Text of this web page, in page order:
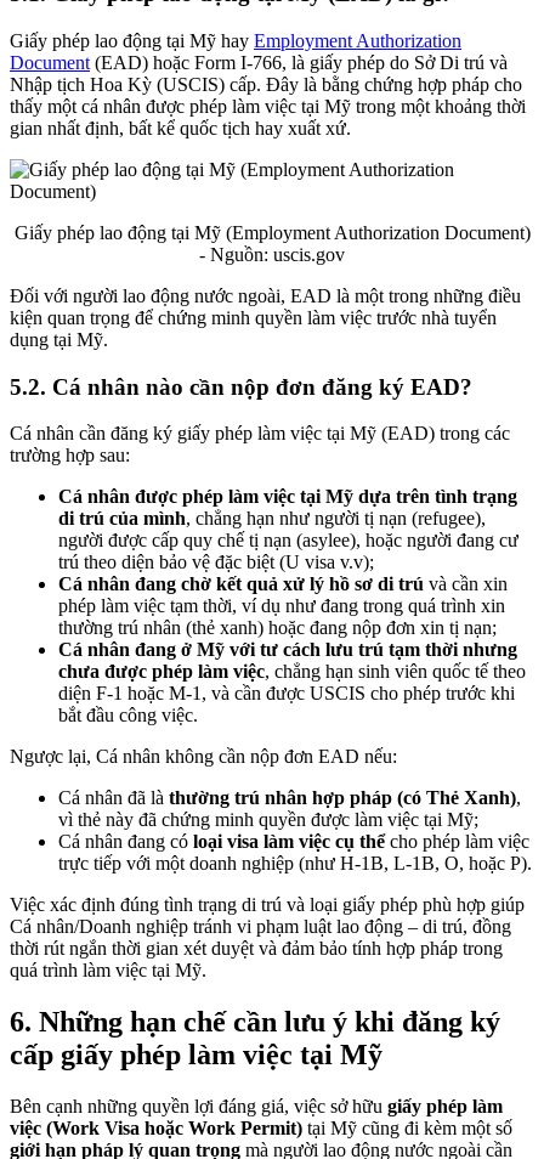
Giấy phép lao động tại Mỹ hay Employment Authorization
Document (EAD) hoặc Form I-766, là giấy phép do Sở Di trú và
Nhập tịch Hoa Kỳ (USCIS) cấp. Đây là bằng chứng hợp pháp cho
thấy một cá nhân được phép làm việc tại Mỹ trong một khoảng thời
gian nhất định, bất kể quốc tịch hay xuất xứ.
Giấy phép lao động tại Mỹ (Employment Authorization Document)
- Nguồn: uscis.gov
Đối với người lao động nước ngoài, EAD là một trong những điều
kiện quan trọng để chứng minh quyền làm việc trước nhà tuyển
dụng tại Mỹ.
5.2. Cá nhân nào cần nộp đơn đăng ký EAD?
Cá nhân cần đăng ký giấy phép làm việc tại Mỹ (EAD) trong các
trường hợp sau:
Cá nhân được phép làm việc tại Mỹ dựa trên tình trạng
di trú của mình, chẳng hạn như người tị nạn (refugee),
người được cấp quy chế tị nạn (asylee), hoặc người đang cư
trú theo diện bảo vệ đặc biệt (U visa v.v);
Cá nhân đang chờ kết quả xử lý hồ sơ di trú và cần xin
phép làm việc tạm thời, ví dụ như đang trong quá trình xin
thường trú nhân (thẻ xanh) hoặc đang nộp đơn xin tị nạn;
Cá nhân đang ở Mỹ với tư cách lưu trú tạm thời nhưng
chưa được phép làm việc, chẳng hạn sinh viên quốc tế theo
diện F-1 hoặc M-1, và cần được USCIS cho phép trước khi
bắt đầu công việc.
Ngược lại, Cá nhân không cần nộp đơn EAD nếu:
Cá nhân đã là thường trú nhân hợp pháp (có Thẻ Xanh),
vì thẻ này đã chứng minh quyền được làm việc tại Mỹ;
Cá nhân đang có loại visa làm việc cụ thểcho phép làm việc
trực tiếp với một doanh nghiệp (như H-1B, L-1B, O, hoặc P).
Việc xác định đúng tình trạng di trú và loại giấy phép phù hợp giúp
Cá nhân/Doanh nghiệp tránh vi phạm luật lao động – di trú, đồng
thời rút ngắn thời gian xét duyệt và đảm bảo tính hợp pháp trong
quá trình làm việc tại Mỹ.
6. Những hạn chế cần lưu ý khi đăng ký
cấp giấy phép làm việc tại Mỹ
Bên cạnh những quyền lợi đáng giá, việc sở hữu giấy phép làm
việc (Work Visa hoặc Work Permit) tại Mỹ cũng đi kèm một số
giới hạn pháp lý quan trọng mà người lao động nước ngoài cần